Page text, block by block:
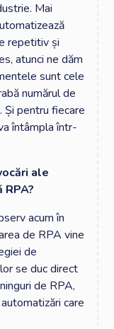
Mai
repetitiv și
atunci ne dăm
sunt cele
numărul de
Și pentru fiecare
întâmpla într-
ale
acum în
de RPA vine
de
se duc direct
de RPA,
care